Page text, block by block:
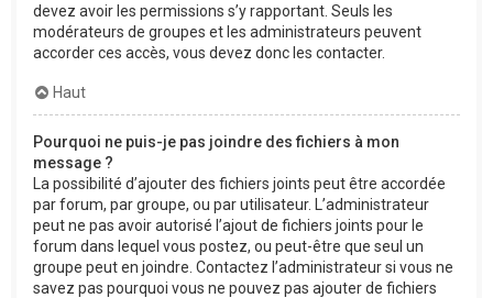
devez avoir les permissions s’y rapportant. Seuls les
modérateurs de groupes et les administrateurs peuvent
accorder ces accès, vous devez donc les contacter.
Haut
Pourquoi ne puis-je pas joindre des fichiers à mon
message ?
La possibilité d’ajouter des fichiers joints peut être accordée
par forum, par groupe, ou par utilisateur. L’administrateur
peut ne pas avoir autorisé l’ajout de fichiers joints pour le
forum dans lequel vous postez, ou peut-être que seul un
groupe peut en joindre. Contactez l’administrateur si vous ne
savez pas pourquoi vous ne pouvez pas ajouter de fichiers